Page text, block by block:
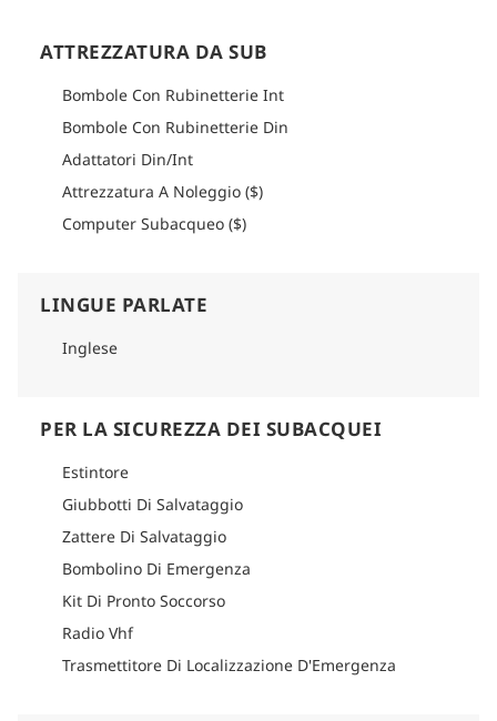
mozzafiato.
indonesiani e occidentali cucinati al momento, tra cui pesce
e torte. Caffè caldo e dolcetti sono sempre disponibili, con
birre e bibite analcoliche offerte a un costo aggiuntivo.
alimentari, tra cui opzioni vegetariane e vegane, previo
preavviso.
sezione logistica di ogni itinerario.
ATTREZZATURA DA SUB
Bombole Con Rubinetterie Int
Bombole Con Rubinetterie Din
Adattatori Din/Int
Attrezzatura A Noleggio ($)
Computer Subacqueo ($)
LINGUE PARLATE
Inglese
PER LA SICUREZZA DEI SUBACQUEI
Estintore
Giubbotti Di Salvataggio
Zattere Di Salvataggio
Bombolino Di Emergenza
Kit Di Pronto Soccorso
Radio Vhf
Trasmettitore Di Localizzazione D'Emergenza